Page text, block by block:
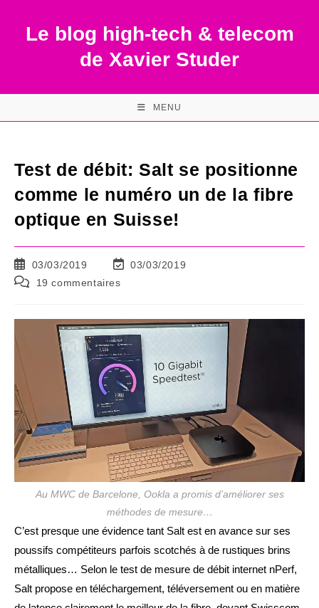
contentLe blog high-tech & telecom
de Xavier Studer
MENU
Test de débit: Salt se positionne
comme le numéro un de la fibre
optique en Suisse!
Publication
publiée :
03/03/2019
Dernière
publication :
03/03/2019
Commentaires
publication :
19 commentaires
Au MWC de Barcelone, Ookla a promis d’améliorer ses
méthodes de mesure…
C’est presque une évidence tant Salt est en avance sur ses
poussifs compétiteurs parfois scotchés à de rustiques brins
métalliques… Selon le test de mesure de débit internet nPerf,
Salt propose en téléchargement, téléversement ou en matière